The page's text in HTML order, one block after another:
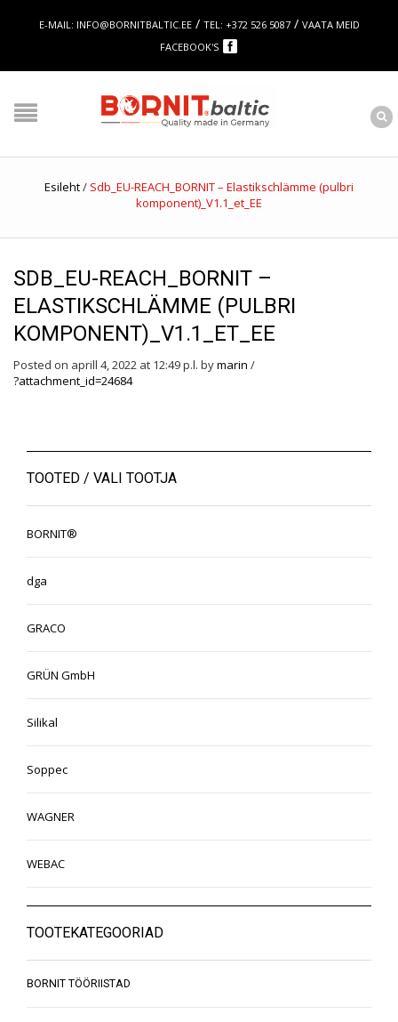
E-MAIL: INFO@BORNITBALTIC.EE/ TEL: +372 526 5087/ VAATA MEID
FACEBOOK'S
Esileht/ Sdb_EU-REACH_BORNIT – Elastikschlämme (pulbri
komponent)_V1.1_et_EE
SDB_EU-REACH_BORNIT –
ELASTIKSCHLÄMME (PULBRI
KOMPONENT)_V1.1_ET_EE
Posted on aprill 4, 2022 at 12:49 p.l. bymarin /
?attachment_id=24684
TOOTED / VALI TOOTJA
BORNIT®
dga
GRACO
GRÜN GmbH
Silikal
Soppec
WAGNER
WEBAC
TOOTEKATEGOORIAD
BORNIT TÖÖRIISTAD